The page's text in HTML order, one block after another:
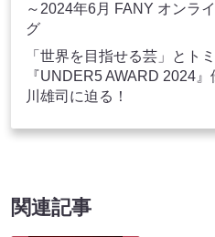
～2024年6月 FANY オンラ
グ
「世界を目指せる芸」とト
『UNDER5 AWARD 2024
川雄司に迫る！
関連記事